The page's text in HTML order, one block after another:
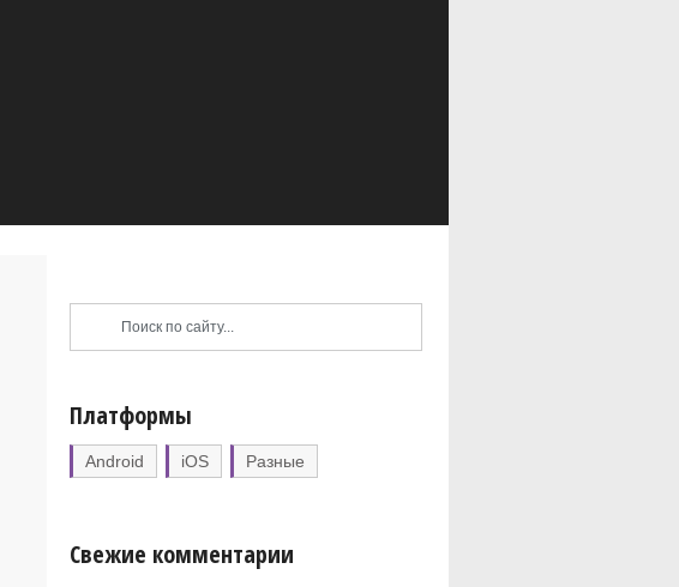
Платформы
Android iOS Разные
Свежие комментарии